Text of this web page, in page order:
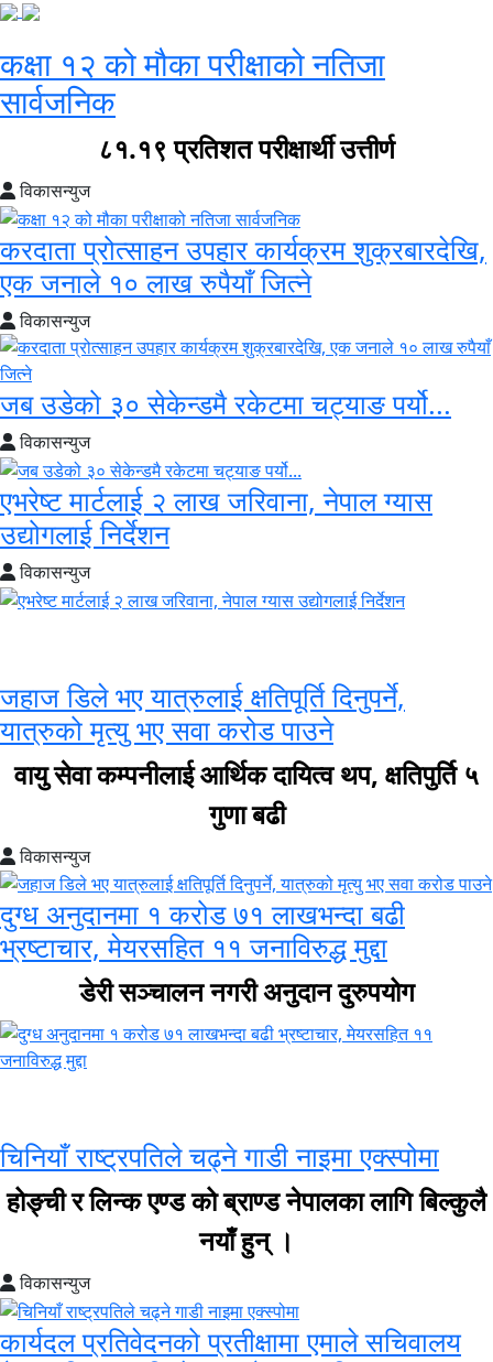
कक्षा १२ को मौका परीक्षाको नतिजा
सार्वजनिक
८१.१९ प्रतिशत परीक्षार्थी उत्तीर्ण
विकासन्युज
करदाता प्रोत्साहन उपहार कार्यक्रम शुक्रबारदेखि,
एक जनाले १० लाख रुपैयाँ जित्ने
विकासन्युज
जब उडेको ३० सेकेन्डमै रकेटमा चट्याङ पर्यो...
विकासन्युज
एभरेष्ट मार्टलाई २ लाख जरिवाना, नेपाल ग्यास
उद्योगलाई निर्देशन
विकासन्युज
जहाज डिले भए यात्रुलाई क्षतिपूर्ति दिनुपर्ने,
यात्रुको मृत्यु भए सवा करोड पाउने
वायु सेवा कम्पनीलाई आर्थिक दायित्व थप, क्षतिपुर्ति ५
गुणा बढी
विकासन्युज
दुग्ध अनुदानमा १ करोड ७१ लाखभन्दा बढी
भ्रष्टाचार, मेयरसहित ११ जनाविरुद्ध मुद्दा
डेरी सञ्चालन नगरी अनुदान दुरुपयोग
चिनियाँ राष्ट्रपतिले चढ्ने गाडी नाइमा एक्स्पोमा
होङ्ची र लिन्क एण्ड को ब्राण्ड नेपालका लागि बिल्कुलै
नयाँ हुन् ।
विकासन्युज
कार्यदल प्रतिवेदनको प्रतीक्षामा एमाले सचिवालय